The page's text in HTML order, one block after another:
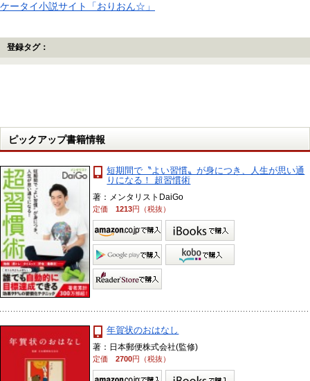
ケータイ小説サイト「おりおん☆」
登録タグ：
ピックアップ書籍情報
短期間で〝よい習慣〟が身につき、人生が思い通
りになる！ 超習慣術
著：メンタリストDaiGo
定価1213円（税抜）
年賀状のおはなし
著：日本郵便株式会社(監修)
定価2700円（税抜）